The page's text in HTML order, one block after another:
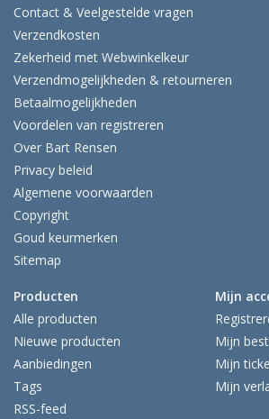
Contact & Veelgestelde vragen
Verzendkosten
Zekerheid met Webwinkelkeur
Verzendmogelijkheden & retourneren
Betaalmogelijkheden
Voordelen van registreren
Over Bart Rensen
Privacy beleid
Algemene voorwaarden
Copyright
Goud keurmerken
Sitemap
Producten
Alle producten
Nieuwe producten
Aanbiedingen
Tags
RSS-feed
Mijn
Mijn
Mijn
Mijn